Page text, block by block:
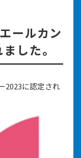
ールカン
した。
2023に認定され